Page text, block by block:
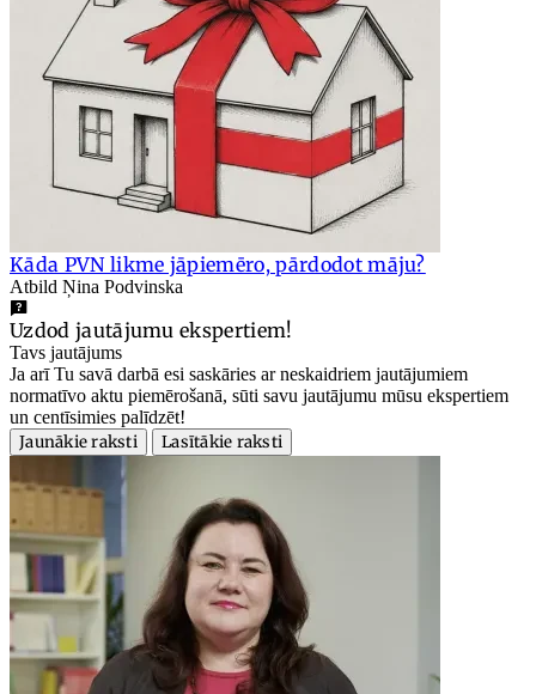
Kāda PVN likme jāpiemēro, pārdodot māju?
Atbild Ņina Podvinska
Uzdod jautājumu ekspertiem!
Tavs jautājums
Ja arī Tu savā darbā esi saskāries ar neskaidriem jautājumiem
normatīvo aktu piemērošanā, sūti savu jautājumu mūsu ekspertiem
un centīsimies palīdzēt!
Jaunākie raksti
Lasītākie raksti